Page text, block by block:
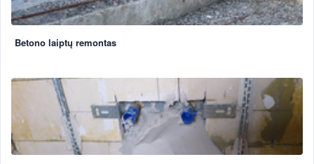
Betono laiptų remontas